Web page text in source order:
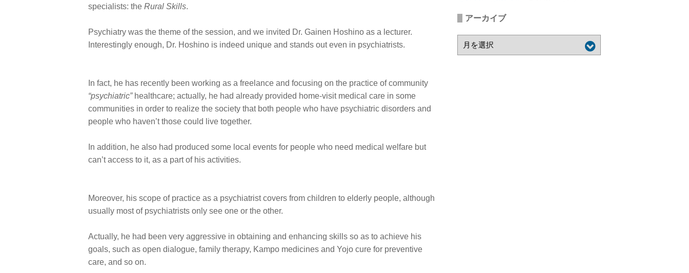
specialists: the Rural Skills.
Psychiatry was the theme of the session, and we invited Dr. Gainen Hoshino as a lecturer.
Interestingly enough, Dr. Hoshino is indeed unique and stands out even in psychiatrists.
In fact, he has recently been working as a freelance and focusing on the practice of community
“psychiatric”healthcare; actually, he had already provided home-visit medical care in some
communities in order to realize the society that both people who have psychiatric disorders and
people who haven’t those could live together.
In addition, he also had produced some local events for people who need medical welfare but
can’t access to it, as a part of his activities.
Moreover, his scope of practice as a psychiatrist covers from children to elderly people, although
usually most of psychiatrists only see one or the other.
Actually, he had been very aggressive in obtaining and enhancing skills so as to achieve his
goals, such as open dialogue, family therapy, Kampo medicines and Yojo cure for preventive
care, and so on.
アーカイブ